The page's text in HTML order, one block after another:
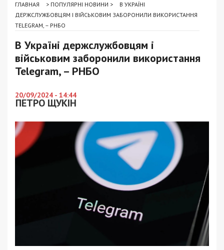
ГЛАВНАЯ > ПОПУЛЯРНІ НОВИНИ >
В УКРАЇНІ
ДЕРЖСЛУЖБОВЦЯМ І ВІЙСЬКОВИМ ЗАБОРОНИЛИ ВИКОРИСТАННЯ
TELEGRAM, – РНБО
В Україні держслужбовцям і
військовим заборонили використання
Telegram, – РНБО
20/09/2024 - 14:44
ПЕТРО ЩУКІН